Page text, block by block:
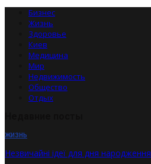
Бизнес
Жизнь
Здоровье
Киев
Медицина
Мир
Недвижимость
Общество
Отдых
ЖИЗНЬ
Незвичайні ідеї для дня